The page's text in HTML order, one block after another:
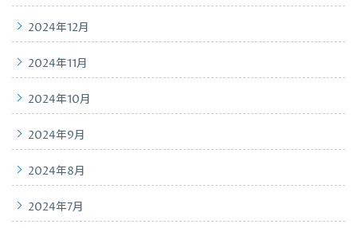
2024年12月
2024年11月
2024年10月
2024年9月
2024年8月
2024年7月